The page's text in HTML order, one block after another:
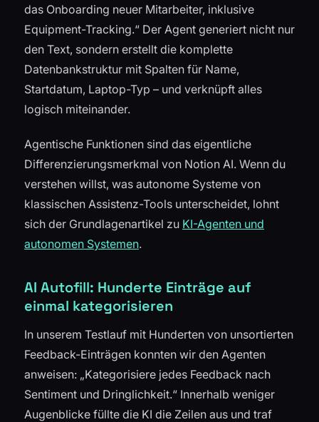
das Onboarding neuer Mitarbeiter, inklusive
Equipment-Tracking.“ Der Agent generiert nicht nur
den Text, sondern erstellt die komplette
Datenbankstruktur mit Spalten für Name,
Startdatum, Laptop-Typ – und verknüpft alles
logisch miteinander.
Agentische Funktionen sind das eigentliche
Differenzierungsmerkmal von Notion AI. Wenn du
verstehen willst, was autonome Systeme von
klassischen Assistenz-Tools unterscheidet, lohnt
sich der Grundlagenartikel zu KI-Agenten und
autonomen Systemen.
AI Autofill: Hunderte Einträge auf
einmal kategorisieren
In unserem Testlauf mit Hunderten von unsortierten
Feedback-Einträgen konnten wir den Agenten
anweisen: „Kategorisiere jedes Feedback nach
Sentiment und Dringlichkeit.“ Innerhalb weniger
Augenblicke füllte die KI die Zeilen aus und traf